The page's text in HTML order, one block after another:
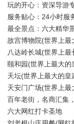
❤❤发团日期：天天
【快捷连锁】：3晚4
元/人/晚】
【网评精品】：3晚4
元/人/晚】
【携程四钻】：3晚4
元/人/晚】
儿童价格：
（1.2以下儿童价格
务费）
（1.4以下儿童价格
务费）
7岁以上18周岁以下
去掉第一天或最后一
24小时免费接送站服
根据客人航班时间或
般的温暖。
故宫博物院每天限流
区，门票差价多退少
玩的开心：资深导游
服务贴心： 24小时服
最全景点：六大精华
故宫博物院(世界上最
八达岭长城(世界上最
颐和园(世界上最大的
天坛(世界上最大的皇
天安门广场(世界上最
百年老街，名商汇集
六大网红打卡圣地